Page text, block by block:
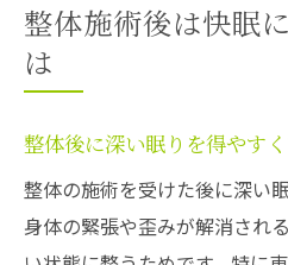
整体施術後は快眠
は
整体後に深い眠りを得やす
整体の施術を受けた後に深い
身体の緊張や歪みが解消され